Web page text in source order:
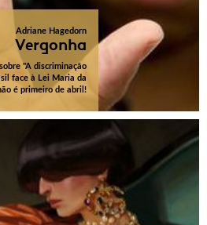
Adriane Hagedorn
Vergonha
"A discriminação
face à Lei Maria da
é primeiro de abril!